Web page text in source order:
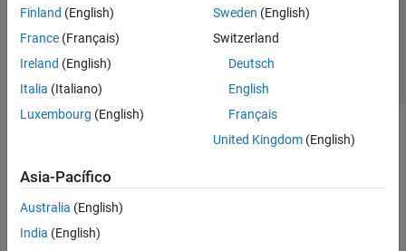
Finland (English)
France (Français)
Ireland (English)
Italia (Italiano)
Luxembourg (English)
Sweden (English)
Switzerland
Deutsch
English
Français
United Kingdom(English)
Asia-Pacífico
Australia (English)
India (English)